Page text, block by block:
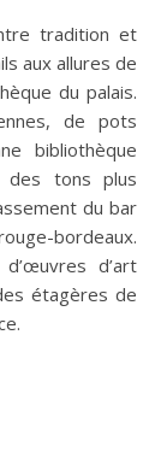
tradition et
aux allures de
du palais.
de pots
bibliothèque
des tons plus
du bar
bordeaux.
d’art
étagères de